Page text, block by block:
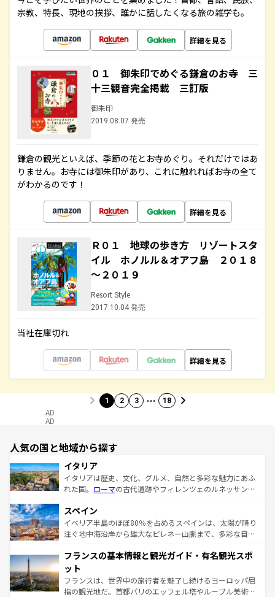
宗教、特長、現地の挨拶、誰かに話したくなる旅の雑学も。
詳細を見る
０１ 御朱印でめぐる鎌倉のお寺 三
十三観音完全掲載 三訂版
御朱印
2019.08.07 発売
鎌倉の観光といえば、季節の花とお寺めぐり。それだけではあ
りません。お寺には御朱印があり、これに触れればお寺の全て
がわかるのです！
詳細を見る
Ｒ０１ 地球の歩き方 リゾートスタ
イル ホノルル＆オアフ島 ２０１８
～２０１９
Resort Style
2017.10.04 発売
当社在庫切れ
詳細を見る
1 2 3 … 18
AD
AD
人気の国と地域から探す
イタリア
イタリアは歴史、文化、グルメ、自然と多彩な魅力にあふ
れた国。 ローマの古代遺跡やフィレンツェのルネッサンス
ろん、トスカーナの美しい田園風景やアマルフィ海岸の絶
景など、自然景観も見逃せない。観光の合間には、本場の
ピザやパスタなど、絶品のイタリア料理を堪能することも
ませてくれるイタリアで、忘れられない旅をしてみよう！
なお、新着のイタリア情報は
しい。
スペイン
イベリア半島のほぼ80％を占めるスペインは、太陽が降り
注ぐ地中海沿岸から雄大なピレネー山脈まで、多彩な自然
文化が根付くこの国では、情熱的なフラメンコ、熱気あふ
れる闘牛、そして美味しいタパスが生活の一部となってい
る。首都マドリードの洗練された雰囲気や、バルセロナの
アートに溢れた街角から、地方では古代ローマ遺跡や中世
フランスの基本情報と観光ガイド・有名観光スポ
ット
フランスは、世界中の旅行者を魅了し続けるヨーロッパ屈
指の観光地だ。首都パリのエッフェル塔やルーブル美術館